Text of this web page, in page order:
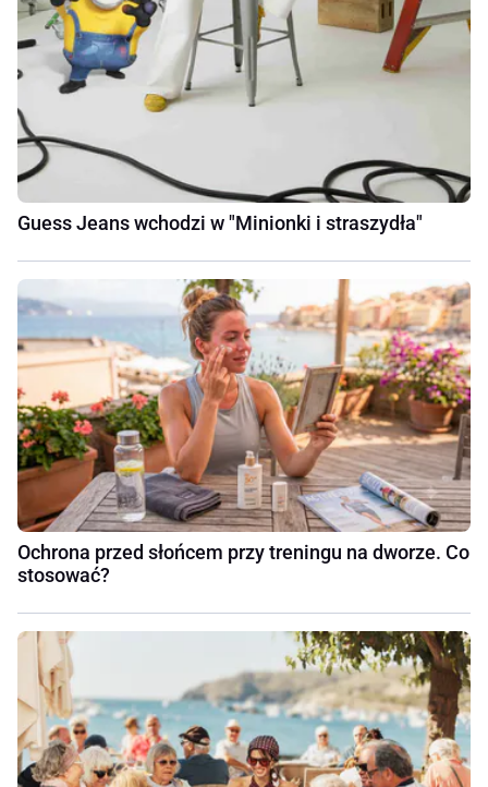
Guess Jeans wchodzi w "Minionki i straszydła"
Ochrona przed słońcem przy treningu na dworze. Co
stosować?